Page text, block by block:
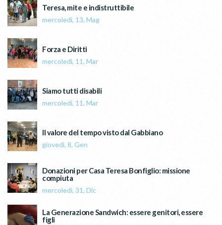
Teresa, mite e indistruttibile
mercoledì, 13, Mag
Forza e Diritti
mercoledì, 11, Mar
Siamo tutti disabili
mercoledì, 11, Mar
Il valore del tempo visto dal Gabbiano
giovedì, 8, Gen
Donazioni per Casa Teresa Bonfiglio: missione
compiuta
mercoledì, 31, Dic
La Generazione Sandwich: essere genitori, essere
figli